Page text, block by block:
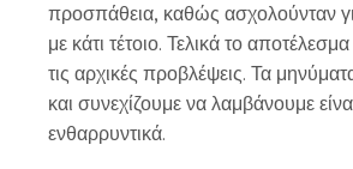
προσπάθεια, καθώς ασχολούνταν
με κάτι τέτοιο. Τελικά το
τις αρχικές προβλέψεις. Τα
και συνεχίζουμε να λαμβάνουμε
ενθαρρυντικά.